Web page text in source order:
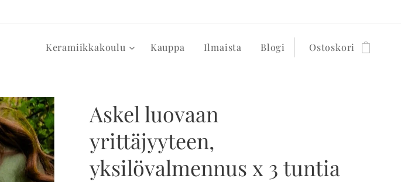
Keramiikkakoulu Kauppa Ilmaista Blogi Ostoskori
Askel luovaan
yrittäjyyteen,
yksilövalmennus x 3 tuntia